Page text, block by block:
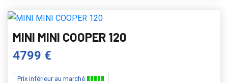
MINI MINI COOPER 120
4799 €
Prix inférieur au marché